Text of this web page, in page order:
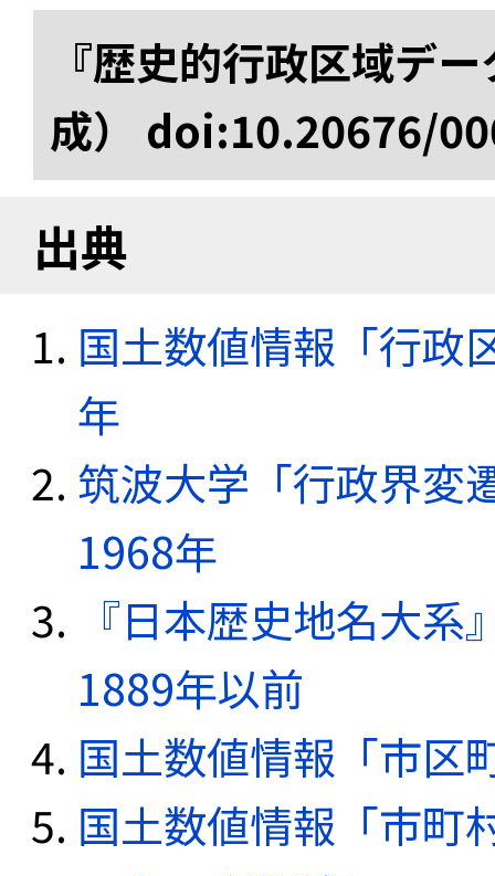
『歴史的行政区域デ
成） doi:10.20676/
出典
国土数値情報「行政
年
筑波大学「行政界変
1968年
『日本歴史地名大
1889年以前
国土数値情報「市区
国土数値情報「市町